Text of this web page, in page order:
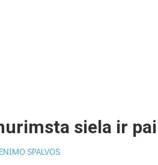
siela ir
SPALVOS